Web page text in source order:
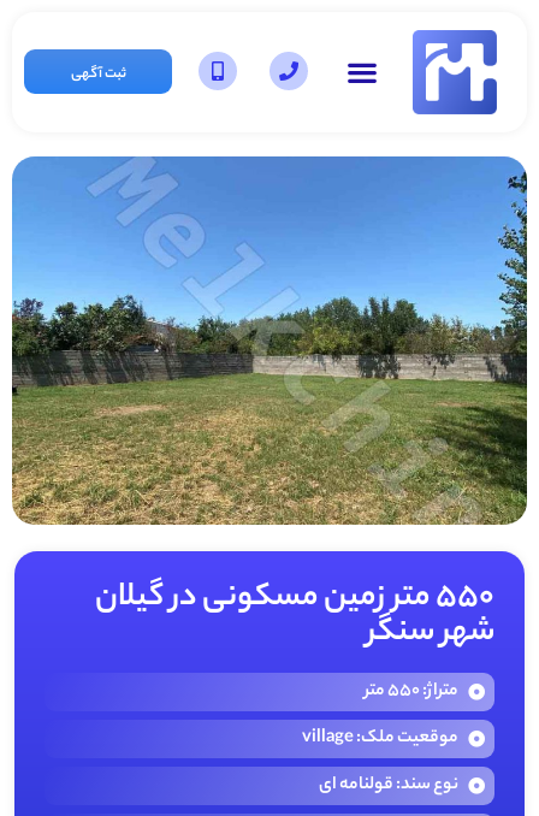
ثبت آگهی
550 متر زمین مسکونی در گیلان
شهر سنگر
متراژ: 550 متر
موقعیت ملک: village
نوع سند: قولنامه ای